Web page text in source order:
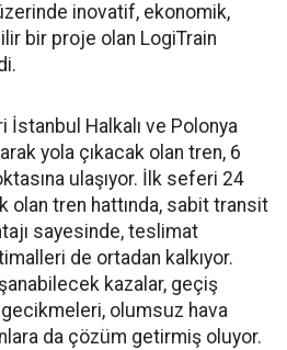
inovatif, ekonomik,
bir proje olan LogiTrain
İstanbul Halkalı ve Polonya
yola çıkacak olan tren, 6
ulaşıyor. İlk seferi 24
olan tren hattında, sabit transit
sayesinde, teslimat
de ortadan kalkıyor.
kazalar, geçiş
gecikmeleri, olumsuz hava
da çözüm getirmiş oluyor.